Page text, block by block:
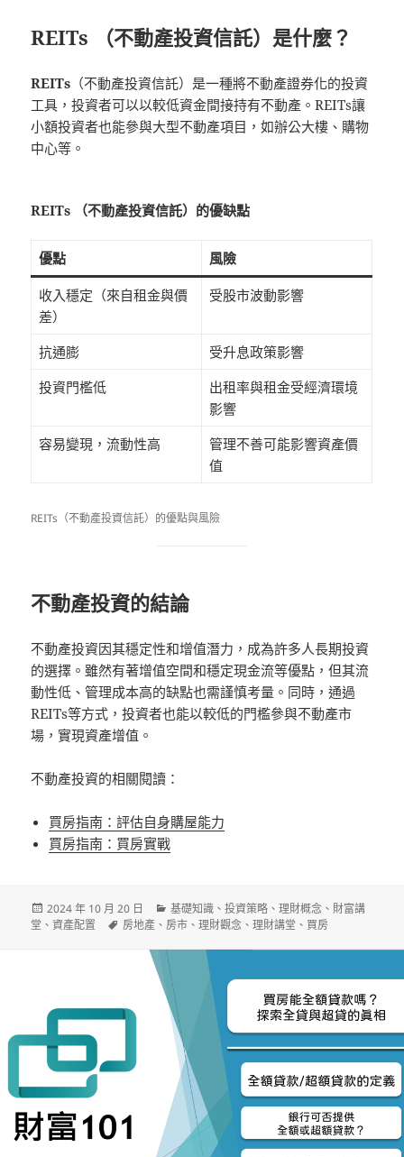
REITs （不動產投資信託）是什麼？
REITs （不動產投資信託）是一種將不動產證券化的投資
工具，投資者可以以較低資金間接持有不動產。REITs讓
小額投資者也能參與大型不動產項目，如辦公大樓、購物
中心等。
REITs （不動產投資信託）的優缺點
優點 風險
收入穩定（來自租金與價
差）
受股市波動影響
抗通膨
受升息政策影響
投資門檻低
出租率與租金受經濟環境
影響
容易變現，流動性高
管理不善可能影響資產價
值
REITs（不動產投資信託）的優點與風險
不動產投資的結論
不動產投資因其穩定性和增值潛力，成為許多人長期投資
的選擇。雖然有著增值空間和穩定現金流等優點，但其流
動性低、管理成本高的缺點也需謹慎考量。同時，通過
REITs等方式，投資者也能以較低的門檻參與不動產市
場，實現資產增值。
不動產投資的相關閱讀：
買房指南：評估自身購屋能力
買房指南：買房實戰
發
佈
2024 年 10 月 20 日
分
類
基礎知識 、投資策略 、理財概念 、 財富講
堂 、資產配置
標
房地產 、 房市 、理財觀念 、理財講堂 、 買房